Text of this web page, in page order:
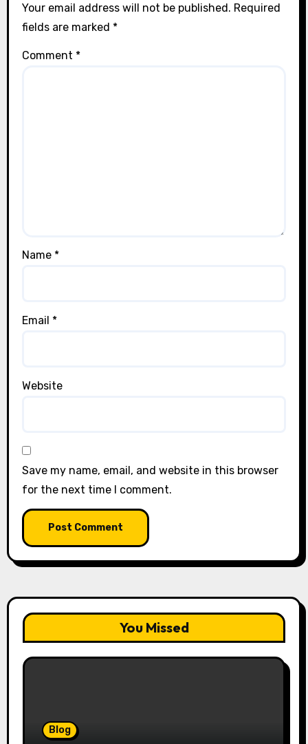
Your email address will not be published. Required
fields are marked *
Comment *
Name *
Email *
Website
Save my name, email, and website in this browser
for the next time I comment.
You Missed
Blog